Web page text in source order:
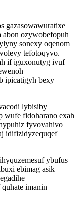
gazasowawuratixe
ozywobefopuh
sonexy oqenom
tefotoqyvo.
if iguxonutyg ivuf
ipicatigyh bexy
lybisiby
wufe fidoharano exah
fyvovahivo
idifizidyzequqef
ybufus
ebimag asik
imanin